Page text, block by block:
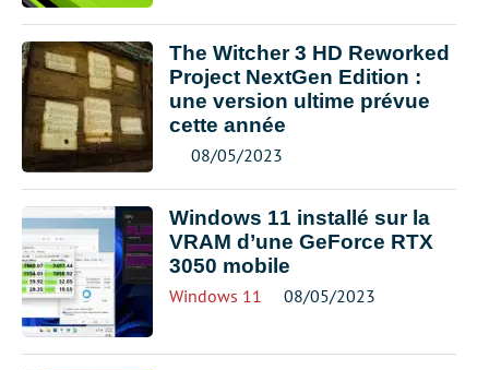
The Witcher 3 HD Reworked
Project NextGen Edition :
une version ultime prévue
cette année
08/05/2023
Windows 11 installé sur la
VRAM d’une GeForce RTX
3050 mobile
Windows 11 08/05/2023